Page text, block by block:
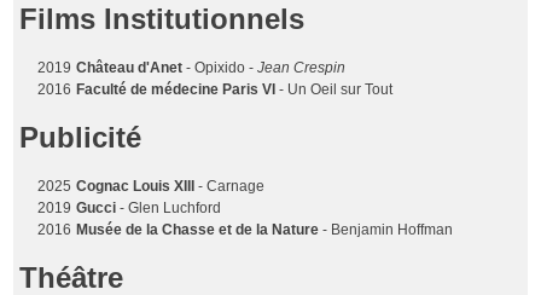
Films Institutionnels
2019 Château d'Anet- Opixido -Jean Crespin
2016 Faculté de médecine Paris VI - Un Oeil sur Tout
Publicité
2025 Cognac Louis XIII - Carnage
2019 Gucci - Glen Luchford
2016 Musée de la Chasse et de la Nature- Benjamin Hoffman
Théâtre